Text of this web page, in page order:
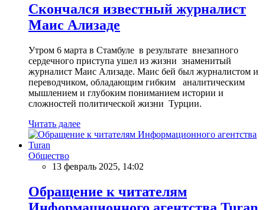
Скончался известный журналист
Маис Ализаде
Утром 6 марта в Стамбуле в результате внезапного
сердечного приступа ушел из жизни знаменитый
журналист Маис Ализаде. Маис бей был журналистом и
переводчиком, обладающим гибким аналитическим
мышлением и глубоким пониманием истории и
сложностей политической жизни Турции.
Читать далее
Общество
13 февраль 2025, 14:02
Обращение к читателям